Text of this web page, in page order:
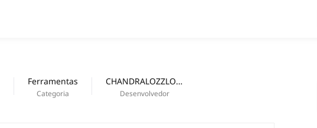
Ferramentas
Categoria
CHANDRALOZZLOXO
Desenvolvedor